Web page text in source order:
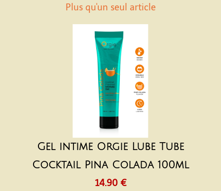
Plus qu'un seul article
Gel intime Orgie Lube Tube
Cocktail Pina Colada 100ml
14.90 €